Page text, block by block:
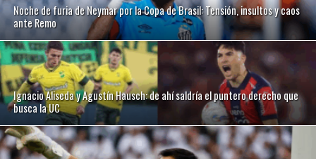
Noche de furia de Neymar por la Copa de Brasil: Tensión, insultos y caos
ante Remo
Ignacio Aliseda y Agustín Hausch: de ahí saldría el puntero derecho que
busca la UC